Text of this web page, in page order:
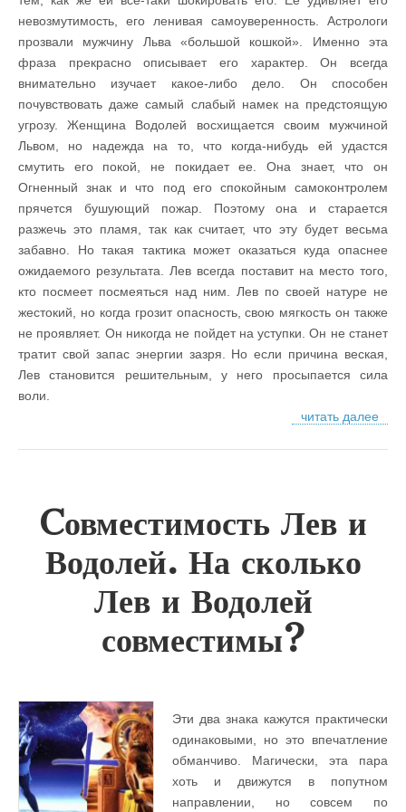
невозмутимость, его ленивая самоуверенность. Астрологи
прозвали мужчину Льва «большой кошкой». Именно эта
фраза прекрасно описывает его характер. Он всегда
внимательно изучает какое-либо дело. Он способен
почувствовать даже самый слабый намек на предстоящую
угрозу. Женщина Водолей восхищается своим мужчиной
Львом, но надежда на то, что когда-нибудь ей удастся
смутить его покой, не покидает ее. Она знает, что он
Огненный знак и что под его спокойным самоконтролем
прячется бушующий пожар. Поэтому она и старается
разжечь это пламя, так как считает, что эту будет весьма
забавно. Но такая тактика может оказаться куда опаснее
ожидаемого результата. Лев всегда поставит на место того,
кто посмеет посмеяться над ним. Лев по своей натуре не
жестокий, но когда грозит опасность, свою мягкость он также
не проявляет. Он никогда не пойдет на уступки. Он не станет
тратит свой запас энергии зазря. Но если причина веская,
Лев становится решительным, у него просыпается сила
воли.
читать далее
Cовместимость Лев и
Водолей. На сколько
Лев и Водолей
совместимы?
Эти два знака кажутся практически
одинаковыми, но это впечатление
обманчиво. Магически, эта пара
хоть и движутся в попутном
направлении, но совсем по